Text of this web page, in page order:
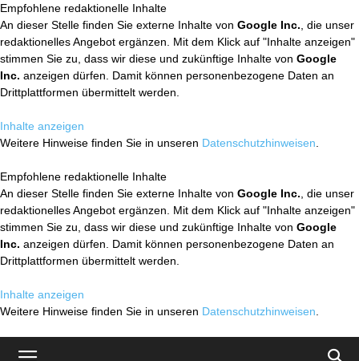
Empfohlene redaktionelle Inhalte
An dieser Stelle finden Sie externe Inhalte von Google Inc. , die unser
redaktionelles Angebot ergänzen. Mit dem Klick auf "Inhalte anzeigen"
stimmen Sie zu, dass wir diese und zukünftige Inhalte von Google
Inc. anzeigen dürfen. Damit können personenbezogene Daten an
Drittplattformen übermittelt werden.
Inhalte anzeigen
Weitere Hinweise finden Sie in unseren Datenschutzhinweisen
Empfohlene redaktionelle Inhalte
An dieser Stelle finden Sie externe Inhalte von Google Inc. , die unser
redaktionelles Angebot ergänzen. Mit dem Klick auf "Inhalte anzeigen"
stimmen Sie zu, dass wir diese und zukünftige Inhalte von Google
Inc. anzeigen dürfen. Damit können personenbezogene Daten an
Drittplattformen übermittelt werden.
Inhalte anzeigen
Weitere Hinweise finden Sie in unseren Datenschutzhinweisen